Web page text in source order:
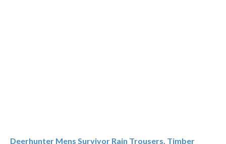
Deerhunter Mens Survivor Rain Trousers, Timber